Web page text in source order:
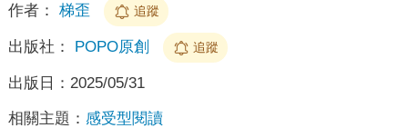
作者： 梯歪 追蹤
出版社： POPO原創 追蹤
出版日： 2025/05/31
相關主題： 感受型閱讀